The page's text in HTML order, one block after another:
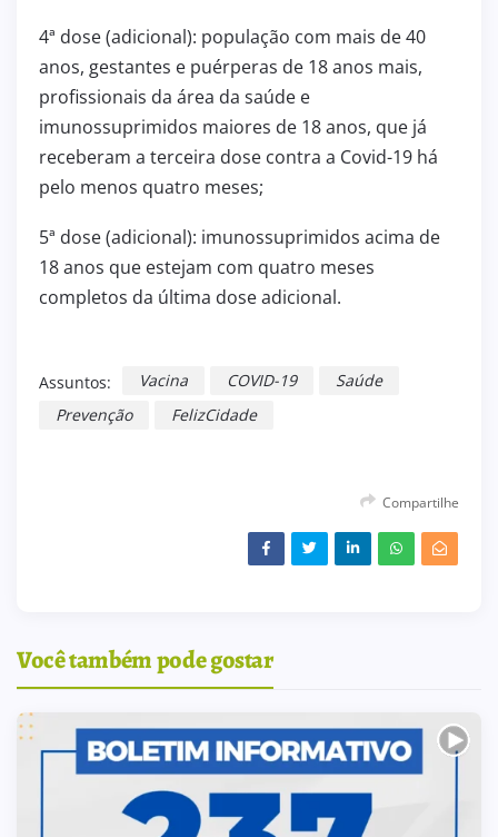
4ª dose (adicional): população com mais de 40
anos, gestantes e puérperas de 18 anos mais,
profissionais da área da saúde e
imunossuprimidos maiores de 18 anos, que já
receberam a terceira dose contra a Covid-19 há
pelo menos quatro meses;
5ª dose (adicional): imunossuprimidos acima de
18 anos que estejam com quatro meses
completos da última dose adicional.
Assuntos: Vacina COVID-19
Saúde
Prevenção
FelizCidade
Compartilhe
Você também pode gostar